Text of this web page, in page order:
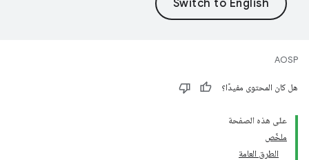
AOSP
هل كان المحتوى مفيدًا؟
على هذه الصفحة
ملخّص
الطرق العامة